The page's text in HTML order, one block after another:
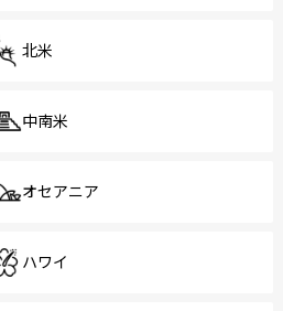
北米
中南米
オセアニア
ハワイ